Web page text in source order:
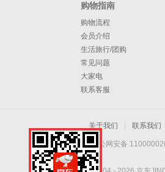
购物指南
购物流程
会员介绍
生活旅行/团购
常见问题
大家电
联系客服
关于我们 联系我们
京公网安备